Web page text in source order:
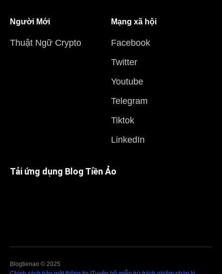
Người Mới
Thuật Ngữ Crypto
Mạng xã hội
Facebook
Twitter
Youtube
Telegram
Tiktok
LinkedIn
Tải ứng dụng Blog Tiền Ảo
Blogtienao © 2025